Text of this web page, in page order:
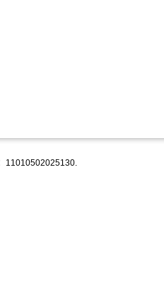
11010502025130.